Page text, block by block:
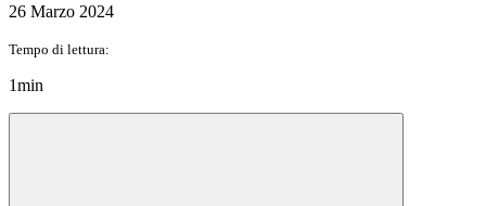
26 Marzo 2024
Tempo di lettura:
1min